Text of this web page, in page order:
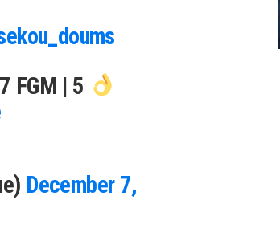
FGM | 5
December 7,